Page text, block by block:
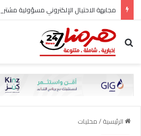
مجابهة الاحتيال الإلكتروني مسؤولية مشتركة
بحث عن
الرئيسية/محليات